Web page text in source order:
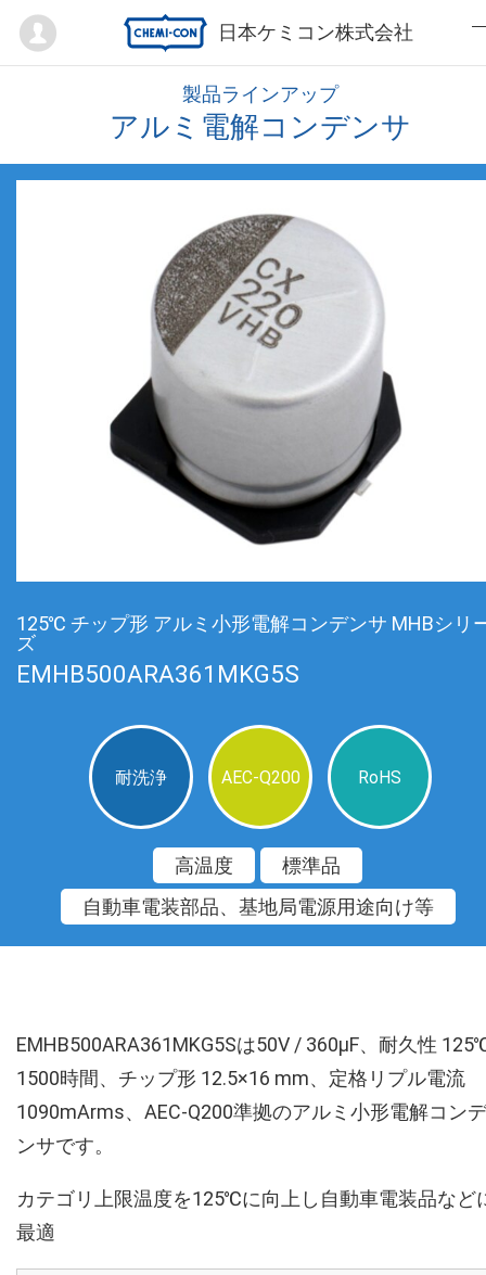
日本ケミコン株式会社
Mypage
製品ラインアップ
アルミ電解コンデンサ
125℃ チップ形 アルミ小形電解コンデンサ MHBシリ
ズ
EMHB500ARA361MKG5S
耐洗浄 AEC-Q200 RoHS
高温度
標準品
自動車電装部品、基地局電源用途向け等
EMHB500ARA361MKG5Sは50V / 360µF、耐久性
1500時間、チップ形 12.5×16 mm、定格リプル電流
1090mArms、AEC-Q200準拠のアルミ小形電解コンデ
ンサです。
カテゴリ上限温度を125℃に向上し自動車電装品など
最適